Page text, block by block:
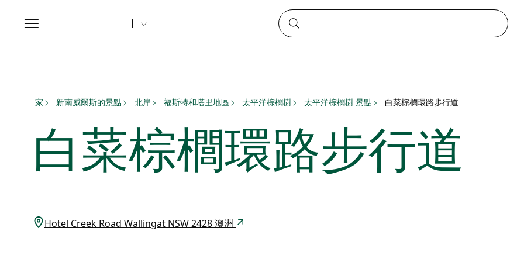
Toggle
navigation
家 新南威爾斯的景點 北岸 福斯特和塔里地區 太平洋棕櫚樹 太平洋棕櫚樹 景點 白菜棕櫚環路步行道
白菜棕櫚環路步行道
Hotel Creek Road Wallingat NSW 2428 澳洲